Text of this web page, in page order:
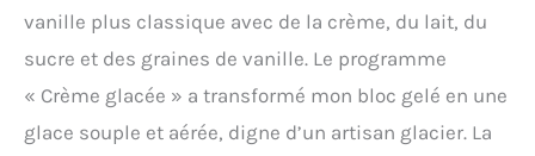
vanille plus classique avec de la crème, du lait, du
sucre et des graines de vanille. Le programme
« Crème glacée » a transformé mon bloc gelé en une
glace souple et aérée, digne d’un artisan glacier. La